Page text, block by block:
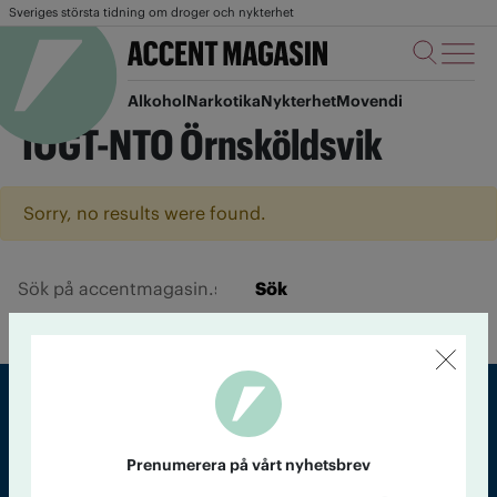
Sveriges största tidning om droger och nykterhet
AlkoholNarkotikaNykterhetMovendi
IOGT-NTO Örnsköldsvik
Sorry, no results were found.
Sök
Prenumerera på vårt nyhetsbrev